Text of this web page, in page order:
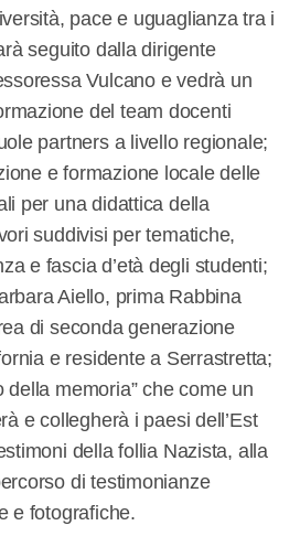
pace e uguaglianza tra i
seguito dalla dirigente
Vulcano e vedrà un
del team docenti
partners a livello regionale;
e formazione locale delle
per una didattica della
suddivisi per tematiche,
e fascia d’età degli studenti;
Aiello, prima Rabbina
di seconda generazione
e residente a Serrastretta;
della memoria” che come un
e collegherà i paesi dell’Est
della follia Nazista, alla
di testimonianze
e fotografiche.